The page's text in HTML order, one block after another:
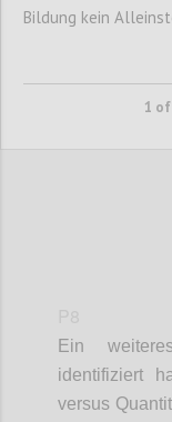
nur eine
Ein
identifiziert
versus
Bildung kein
1 of